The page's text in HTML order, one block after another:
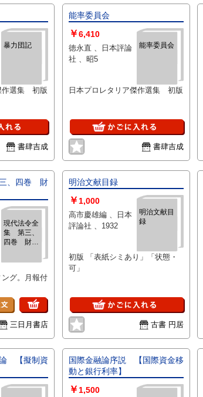
暴力団記
作選集 初版
書肆吉成
能率委員会
能率委員会
￥6,410
徳永直 、日本評論
社 、昭5
日本プロレタリア傑作選集 初版
書肆吉成
、四巻 財
現代法令全
集 第三、
四巻 財政
グ。月報付
三日月書店
明治文献目録
明治文献目
録
￥ 1,000
高市慶雄編 、日本
評論社 、1932
初版 「表紙シミあり」「状態・
可」
古書 円居
【擬制資
国際金融論序説 【国際資金移
動と銀行利率】
￥ 1,500